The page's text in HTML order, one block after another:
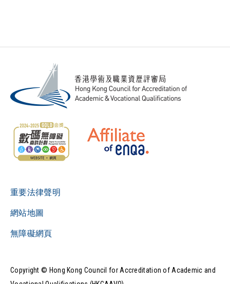
重要法律聲明
網站地圖
無障礙網頁
Copyright © Hong Kong Council for Accreditation of Academic and